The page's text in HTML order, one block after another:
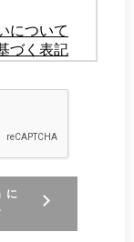
について
づく表記
に